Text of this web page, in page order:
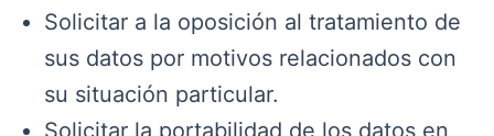
Solicitar a la oposición al tratamiento de
sus datos por motivos relacionados con
su situación particular.
Solicitar la portabilidad de los datos en